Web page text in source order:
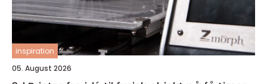
inspiration
05. August 2026